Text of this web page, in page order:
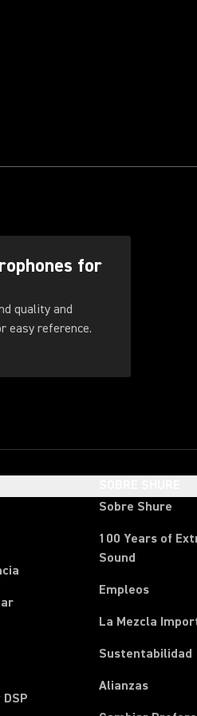
for
quality and
guides for easy reference.
Sobre Shure
100 Years of
Sound
Empleos
La Mezcla
Sustentabilidad
Alianzas